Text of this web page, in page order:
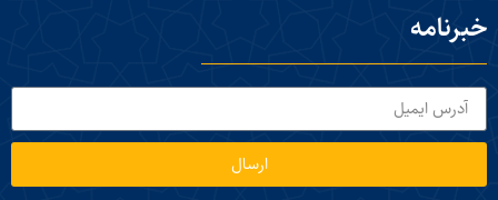
خبرنامه
ارسال